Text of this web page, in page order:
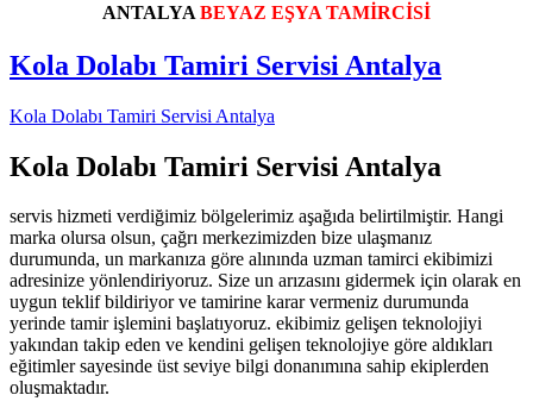
ANTALYA BEYAZ EŞYA TAMİRCİSİ
Kola Dolabı Tamiri Servisi Antalya
Kola Dolabı Tamiri Servisi Antalya
Kola Dolabı Tamiri Servisi Antalya
servis hizmeti verdiğimiz bölgelerimiz aşağıda belirtilmiştir. Hangi
marka olursa olsun, çağrı merkezimizden bize ulaşmanız
durumunda, un markanıza göre alınında uzman tamirci ekibimizi
adresinize yönlendiriyoruz. Size un arızasını gidermek için olarak en
uygun teklif bildiriyor ve tamirine karar vermeniz durumunda
yerinde tamir işlemini başlatıyoruz. ekibimiz gelişen teknolojiyi
yakından takip eden ve kendini gelişen teknolojiye göre aldıkları
eğitimler sayesinde üst seviye bilgi donanımına sahip ekiplerden
oluşmaktadır.